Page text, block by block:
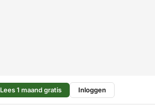
Lees 1 maand gratis Inloggen